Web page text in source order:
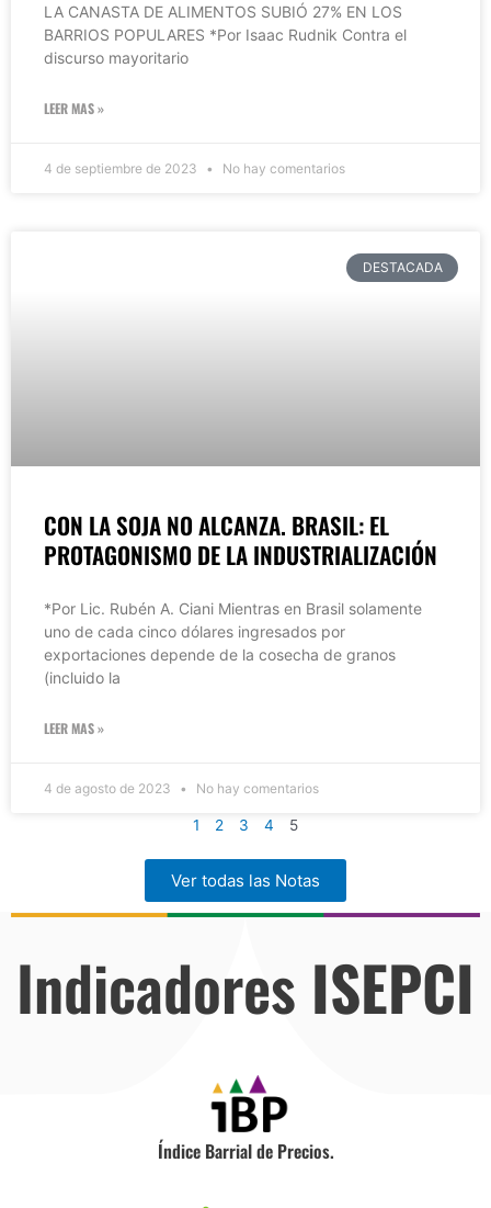
LA CANASTA DE ALIMENTOS SUBIÓ 27% EN LOS
BARRIOS POPULARES *Por Isaac Rudnik Contra el
discurso mayoritario
LEER MAS »
4 de septiembre de 2023 No hay comentarios
DESTACADA
CON LA SOJA NO ALCANZA. BRASIL: EL
PROTAGONISMO DE LA INDUSTRIALIZACIÓN
*Por Lic. Rubén A. Ciani Mientras en Brasil solamente
uno de cada cinco dólares ingresados por
exportaciones depende de la cosecha de granos
(incluido la
LEER MAS »
4 de agosto de 2023 No hay comentarios
1 2 3 4 5
Ver todas las Notas
Indicadores ISEPCI
Índice Barrial de Precios.